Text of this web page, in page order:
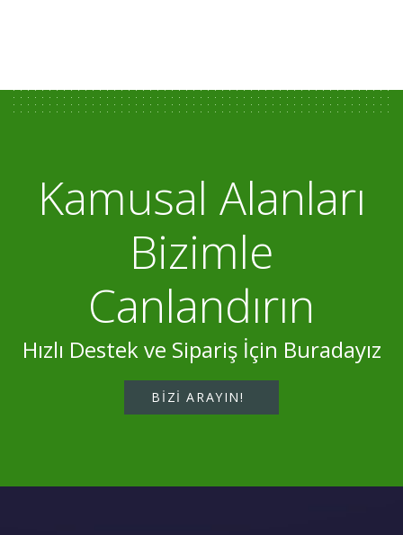
Kamusal Alanları
Bizimle
Canlandırın
Hızlı Destek ve Sipariş İçin Buradayız
BIZI ARAYIN!